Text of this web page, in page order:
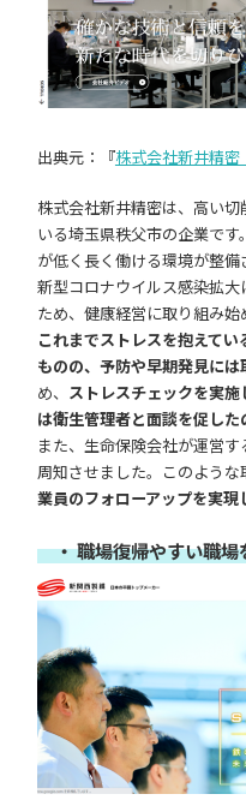
出典元：『株式会社新井精
株式会社新井精密は、高い
いる埼玉県秩父市の企業で
が低く長く働ける環境が整備
新型コロナウイルス感染拡
ため、健康経営に取り組み始
これまでストレスを抱えて
ものの、予防や早期発見に
め、 ストレスチェックを実
は衛生管理者と面談を促した
また、生命保険会社が運営
周知させました。このような
業員のフォローアップを実現
・ 職場復帰やすい職